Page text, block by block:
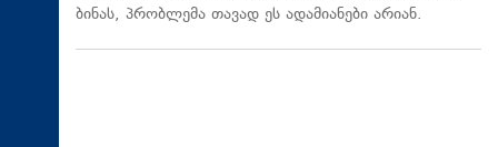
ბინას, პრობლემა თავად ეს ადამიანები არიან.